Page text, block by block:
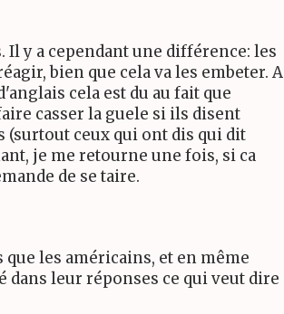
y a cependant une différence: les
bien que cela va les embeter. A
cela est du au fait que
casser la guele si ils disent
(surtout ceux qui ont dis qui dit
je me retourne une fois, si ca
de se taire.
les américains, et en même
leur réponses ce qui veut dire